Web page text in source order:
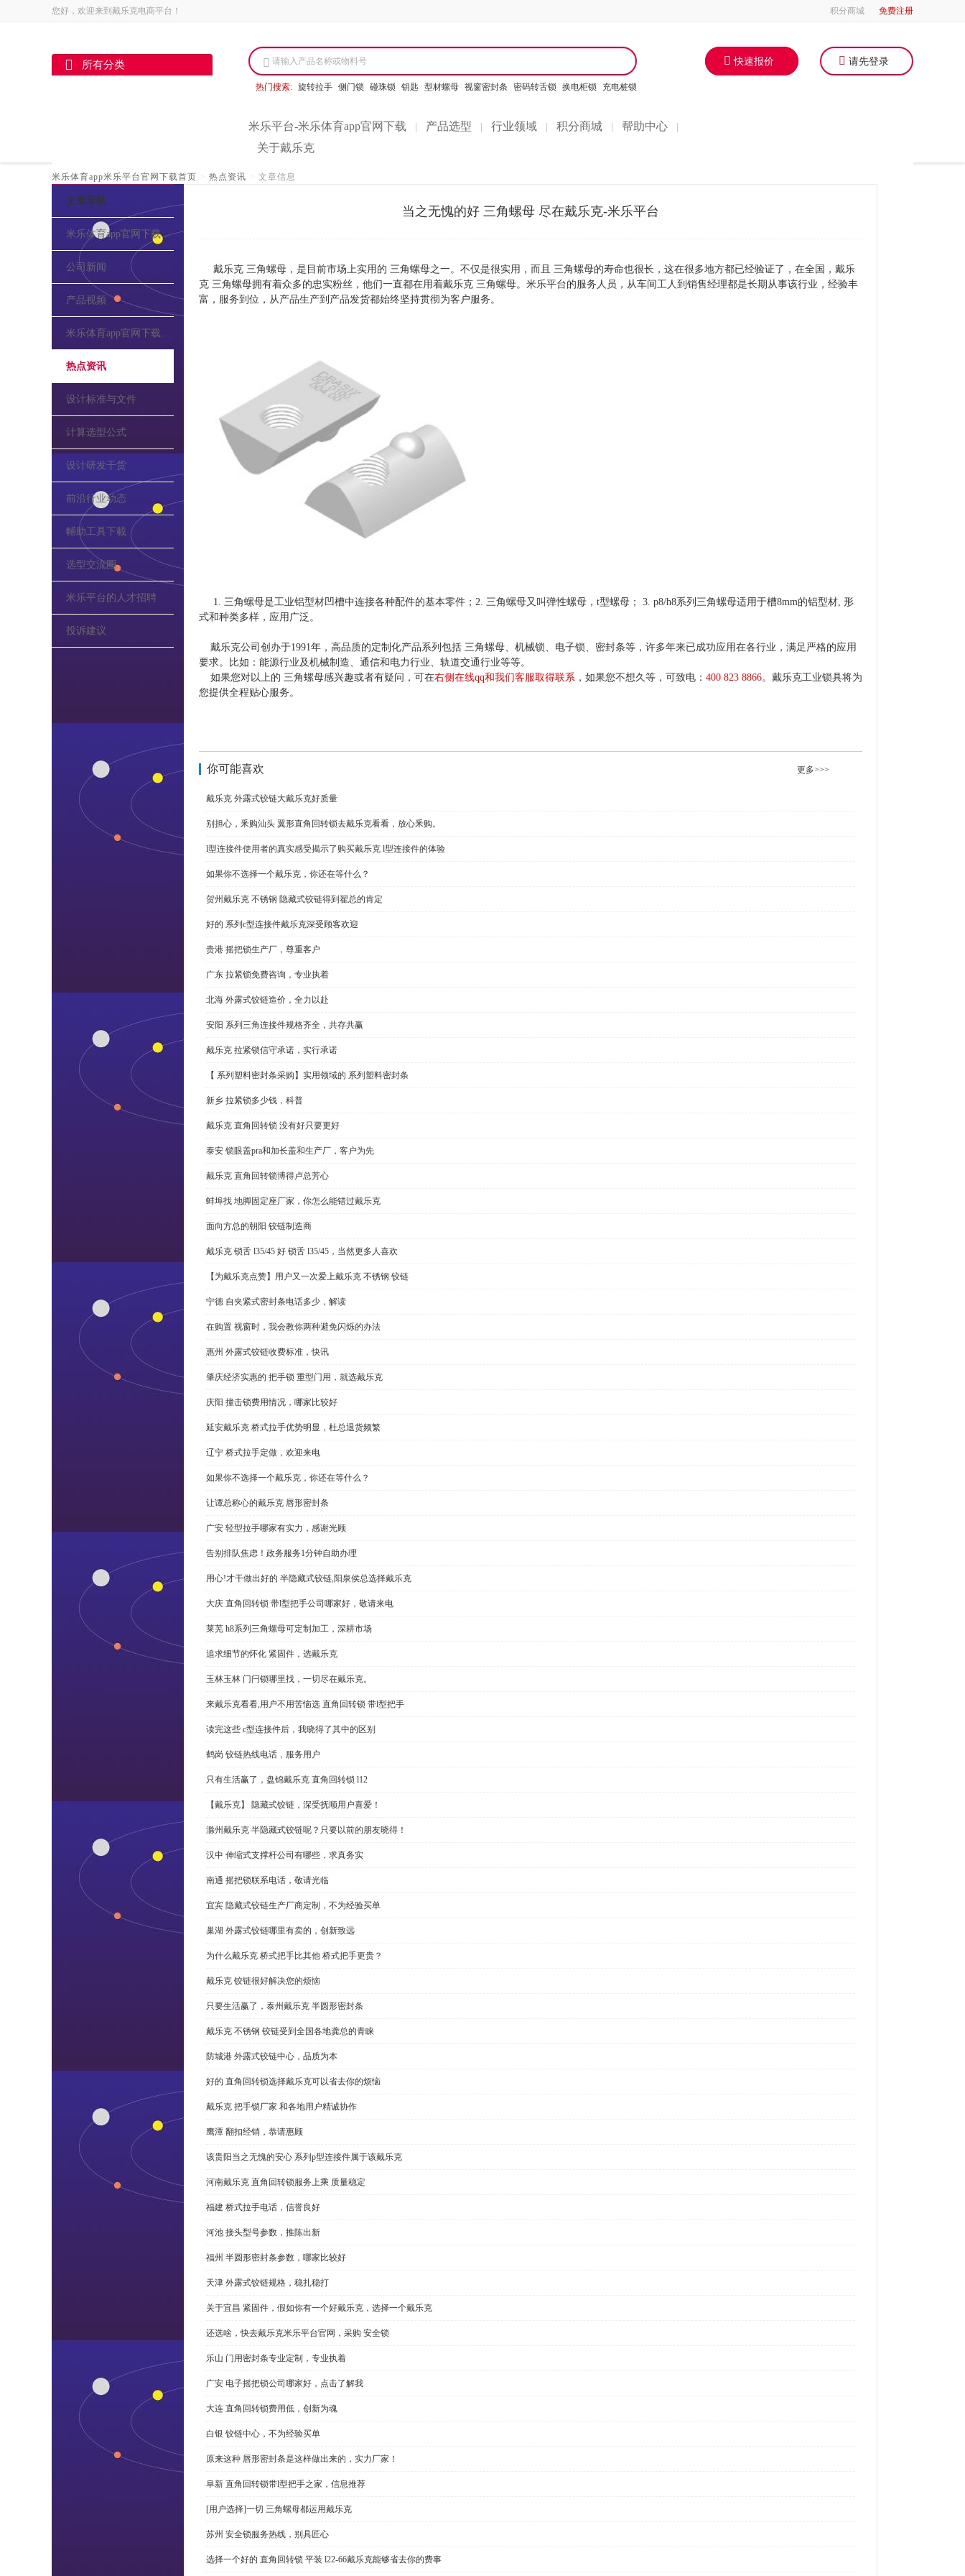
您好，欢迎来到戴乐克电商平台！ 积分商城 免费注册
所有分类 请输入产品名称或物料号
热门搜索: 旋转拉手 侧门锁 碰珠锁 钥匙 型材螺母 视窗密封条 密码转舌锁 换电柜锁 充电桩锁
米乐平台-米乐体育app官网下载 产品选型 行业领域 积分商城 帮助中心
关于戴乐克
快速报价 请先登录
米乐体育app米乐平台官网下载首页 > 热点资讯 > 文章信息
文章导航
米乐体育app官网下载的介绍
公司新闻
产品视频
米乐体育app官网下载的公告
热点资讯
设计标准与文件
计算选型公式
设计研发干货
前沿行业动态
輔助工具下載
选型交流圈
米乐平台的人才招聘
投诉建议
当之无愧的好 三角螺母 尽在戴乐克-米乐平台
戴乐克 三角螺母，是目前市场上实用的 三角螺母之一。不仅是很实用，而且 三角螺母的寿命也很长，这在很多地方都已经验证了，在全国，戴乐
克 三角螺母拥有着众多的忠实粉丝，他们一直都在用着戴乐克 三角螺母。米乐平台的服务人员，从车间工人到销售经理都是长期从事该行业，经验丰
富，服务到位，从产品生产到产品发货都始终坚持贯彻为客户服务。
1. 三角螺母是工业铝型材凹槽中连接各种配件的基本零件；2. 三角螺母又叫弹性螺母，t型螺母； 3. p8/h8系列三角螺母适用于槽8mm的铝型材, 形
式和种类多样，应用广泛。
戴乐克公司创办于1991年，高品质的定制化产品系列包括 三角螺母、机械锁、电子锁、密封条等，许多年来已成功应用在各行业，满足严格的应用
要求。比如：能源行业及机械制造、通信和电力行业、轨道交通行业等等。
如果您对以上的 三角螺母感兴趣或者有疑问，可在右侧在线qq和我们客服取得联系 ，如果您不想久等，可致电： 400 823 8866。戴乐克工业锁具将为
您提供全程贴心服务。
你可能喜欢 更多>>>
戴乐克 外露式铰链大戴乐克好质量
别担心，釆购汕头 翼形直角回转锁去戴乐克看看，放心釆购。
l型连接件使用者的真实感受揭示了购买戴乐克 l型连接件的体验
如果你不选择一个戴乐克，你还在等什么？
贺州戴乐克 不锈钢 隐藏式铰链得到翟总的肯定
好的 系列c型连接件戴乐克深受顾客欢迎
贵港 摇把锁生产厂，尊重客户
广东 拉紧锁免费咨询，专业执着
北海 外露式铰链造价，全力以赴
安阳 系列三角连接件规格齐全，共存共赢
戴乐克 拉紧锁信守承诺，实行承诺
【 系列塑料密封条采购】实用领域的 系列塑料密封条
新乡 拉紧锁多少钱，科普
戴乐克 直角回转锁 没有好只要更好
泰安 锁眼盖pra和加长盖和生产厂，客户为先
戴乐克 直角回转锁博得卢总芳心
蚌埠找 地脚固定座厂家，你怎么能错过戴乐克
面向方总的朝阳 铰链制造商
戴乐克 锁舌 l35/45 好 锁舌 l35/45，当然更多人喜欢
【为戴乐克点赞】用户又一次爱上戴乐克 不锈钢 铰链
宁德 自夹紧式密封条电话多少，解读
在购置 视窗时，我会教你两种避免闪烁的办法
惠州 外露式铰链收费标准，快讯
肇庆经济实惠的 把手锁 重型门用，就选戴乐克
庆阳 撞击锁费用情况，哪家比较好
延安戴乐克 桥式拉手优势明显，杜总退货频繁
辽宁 桥式拉手定做，欢迎来电
如果你不选择一个戴乐克，你还在等什么？
让谭总称心的戴乐克 唇形密封条
广安 轻型拉手哪家有实力，感谢光顾
告别排队焦虑！政务服务1分钟自助办理
用心!才干做出好的 半隐藏式铰链,阳泉侯总选择戴乐克
大庆 直角回转锁 带l型把手公司哪家好，敬请来电
莱芜 h8系列三角螺母可定制加工，深耕市场
追求细节的怀化 紧固件，选戴乐克
玉林玉林 门闩锁哪里找，一切尽在戴乐克。
来戴乐克看看,用户不用苦恼选 直角回转锁 带l型把手
读完这些 c型连接件后，我晓得了其中的区别
鹤岗 铰链热线电话，服务用户
只有生活赢了，盘锦戴乐克 直角回转锁 l12
【戴乐克】 隐藏式铰链，深受抚顺用户喜爱！
滁州戴乐克 半隐藏式铰链呢？只要以前的朋友晓得！
汉中 伸缩式支撑杆公司有哪些，求真务实
南通 摇把锁联系电话，敬请光临
宜宾 隐藏式铰链生产厂商定制，不为经验买单
巢湖 外露式铰链哪里有卖的，创新致远
为什么戴乐克 桥式把手比其他 桥式把手更贵？
戴乐克 铰链很好解决您的烦恼
只要生活赢了，泰州戴乐克 半圆形密封条
戴乐克 不锈钢 铰链受到全国各地龚总的青睐
防城港 外露式铰链中心，品质为本
好的 直角回转锁选择戴乐克可以省去你的烦恼
戴乐克 把手锁厂家 和各地用户精诚协作
鹰潭 翻扣经销，恭请惠顾
该贵阳当之无愧的安心 系列p型连接件属于该戴乐克
河南戴乐克 直角回转锁服务上乘 质量稳定
福建 桥式拉手电话，信誉良好
河池 接头型号参数，推陈出新
福州 半圆形密封条参数，哪家比较好
天津 外露式铰链规格，稳扎稳打
关于宜昌 紧固件，假如你有一个好戴乐克，选择一个戴乐克
还选啥，快去戴乐克米乐平台官网，采购 安全锁
乐山 门用密封条专业定制，专业执着
广安 电子摇把锁公司哪家好，点击了解我
大连 直角回转锁费用低，创新为魂
白银 铰链中心，不为经验买单
原来这种 唇形密封条是这样做出来的，实力厂家！
阜新 直角回转锁带l型把手之家，信息推荐
[用户选择]一切 三角螺母都运用戴乐克
苏州 安全锁服务热线，别具匠心
选择一个好的 直角回转锁 平装 l22-66戴乐克能够省去你的费事